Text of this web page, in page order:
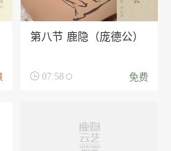
第八节 鹿隐（庞德公）
 07:58 免费